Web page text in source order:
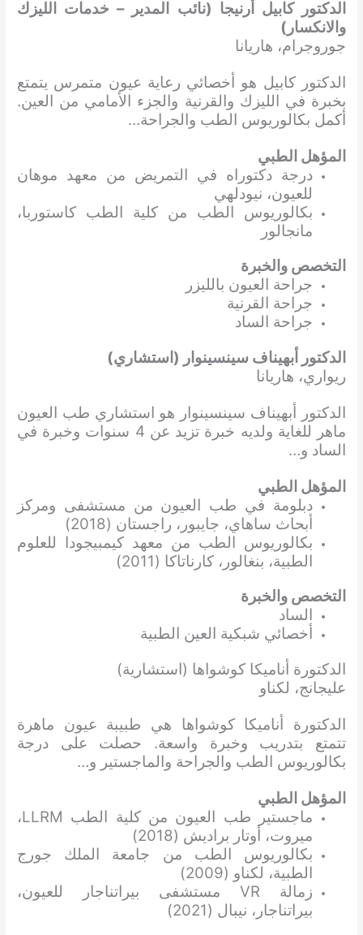
الدكتور كابيل أرنيجا (نائب المدير – خدمات الليزك
والانكسار)
جوروجرام، هاريانا
الدكتور كابيل هو أخصائي رعاية عيون متمرس يتمتع
بخبرة في الليزك والقرنية والجزء الأمامي من العين.
أكمل بكالوريوس الطب والجراحة…
المؤهل الطبي
درجة دكتوراه في التمريض من معهد موهان
للعيون، نيودلهي
بكالوريوس الطب من كلية الطب كاستوربا،
مانجالور
التخصص والخبرة
جراحة العيون بالليزر
جراحة القرنية
جراحة الساد
الدكتور أبهيناف سينسينوار (استشاري)
ريواري، هاريانا
الدكتور أبهيناف سينسينوار هو استشاري طب العيون
ماهر للغاية ولديه خبرة تزيد عن 4 سنوات وخبرة في
الساد و…
المؤهل الطبي
دبلومة في طب العيون من مستشفى ومركز
أبحاث ساهاي، جايبور، راجستان (2018)
بكالوريوس الطب من معهد كيمبيجودا للعلوم
الطبية، بنغالور، كارناتاكا (2011)
التخصص والخبرة
الساد
أخصائي شبكية العين الطبية
الدكتورة أناميكا كوشواها (استشارية)
عليجانج، لكناو
الدكتورة أناميكا كوشواها هي طبيبة عيون ماهرة
تتمتع بتدريب وخبرة واسعة. حصلت على درجة
بكالوريوس الطب والجراحة والماجستير و…
المؤهل الطبي
ماجستير طب العيون من كلية الطب LLRM،
ميروت، أوتار براديش (2018)
بكالوريوس الطب من جامعة الملك جورج
الطبية، لكناو (2009)
زمالة VR مستشفى بيراتناجار للعيون،
بيراتناجار، نيبال (2021)